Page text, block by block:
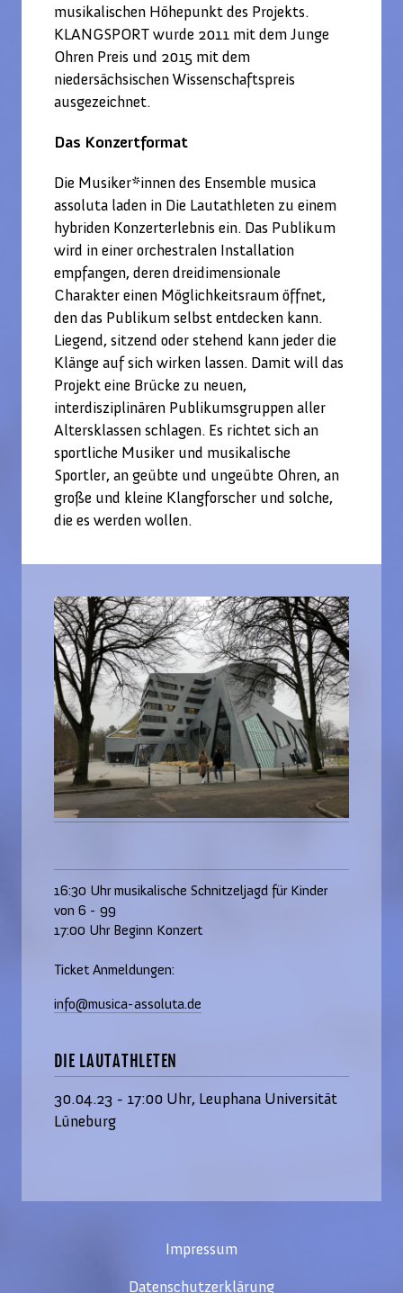
musikalischen Höhepunkt des Projekts.
KLANGSPORT wurde 2011 mit dem Junge
Ohren Preis und 2015 mit dem
niedersächsischen Wissenschaftspreis
ausgezeichnet.
Das Konzertformat
Die Musiker*innen des Ensemble musica
assoluta laden in Die Lautathleten zu einem
hybriden Konzerterlebnis ein. Das Publikum
wird in einer orchestralen Installation
empfangen, deren dreidimensionale
Charakter einen Möglichkeitsraum öffnet,
den das Publikum selbst entdecken kann.
Liegend, sitzend oder stehend kann jeder die
Klänge auf sich wirken lassen. Damit will das
Projekt eine Brücke zu neuen,
interdisziplinären Publikumsgruppen aller
Altersklassen schlagen. Es richtet sich an
sportliche Musiker und musikalische
Sportler, an geübte und ungeübte Ohren, an
große und kleine Klangforscher und solche,
die es werden wollen.
16:30 Uhr musikalische Schnitzeljagd für Kinder
von 6 - 99
17:00 Uhr Beginn Konzert
Ticket Anmeldungen:
info@musica-assoluta.de
DIE LAUTATHLETEN
30.04.23 - 17:00 Uhr, Leuphana Universität
Lüneburg
Impressum
Datenschutzerklärung